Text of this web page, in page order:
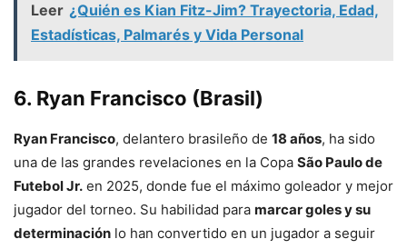
Leer ¿Quién es Kian Fitz-Jim? Trayectoria, Edad,
Estadísticas, Palmarés y Vida Personal
6. Ryan Francisco (Brasil)
Ryan Francisco, delantero brasileño de 18 años, ha sido
una de las grandes revelaciones en la Copa São Paulo de
Futebol Jr. en 2025, donde fue el máximo goleador y mejor
jugador del torneo. Su habilidad para marcar goles y su
determinación lo han convertido en un jugador a seguir